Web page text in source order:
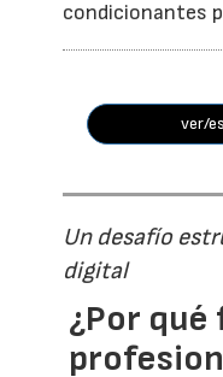
condicionantes
ver/
Un desafío
digital
¿Por qué